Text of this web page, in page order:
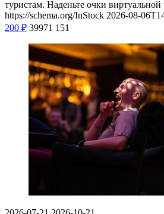
туристам. Наденьте очки
https://schema.org/InStock 2026-08-
200 ₽ 39971 151